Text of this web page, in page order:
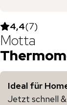
4,4(7)
Motta
Ideal für
Jetzt schnell